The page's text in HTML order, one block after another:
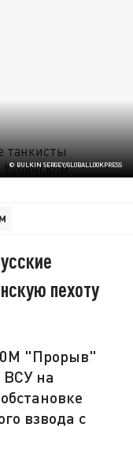
© BULKIN SERGEY/GLOBALLOOKPRESS
пехоту
"Прорыв"
ВСУ на
взвода с